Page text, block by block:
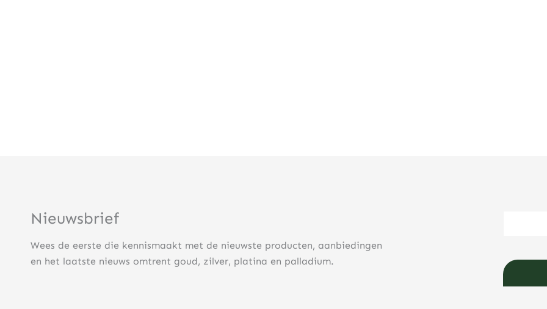
Nieuwsbrief
Wees de eerste die kennismaakt met de nieuwste producten, aanbiedingen
en het laatste nieuws omtrent goud, zilver, platina en palladium.